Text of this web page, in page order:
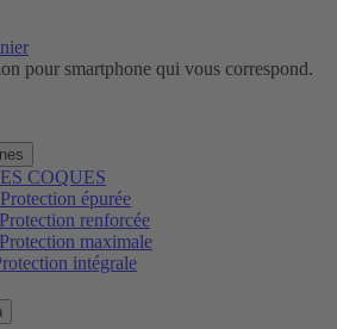
pour smartphone qui vous correspond.
COQUES
épurée
renforcée
maximale
intégrale